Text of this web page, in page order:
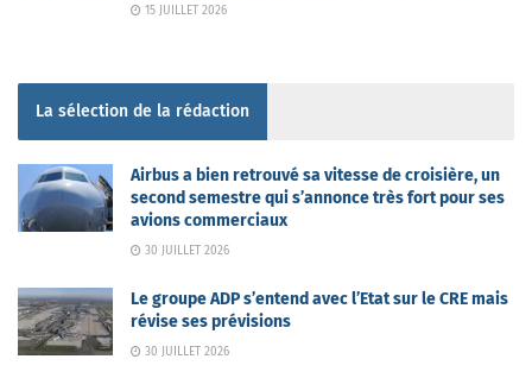
15 JUILLET 2026
La sélection de la rédaction
Airbus a bien retrouvé sa vitesse de croisière, un
second semestre qui s’annonce très fort pour ses
avions commerciaux
30 JUILLET 2026
Le groupe ADP s’entend avec l’Etat sur le CRE mais
révise ses prévisions
30 JUILLET 2026